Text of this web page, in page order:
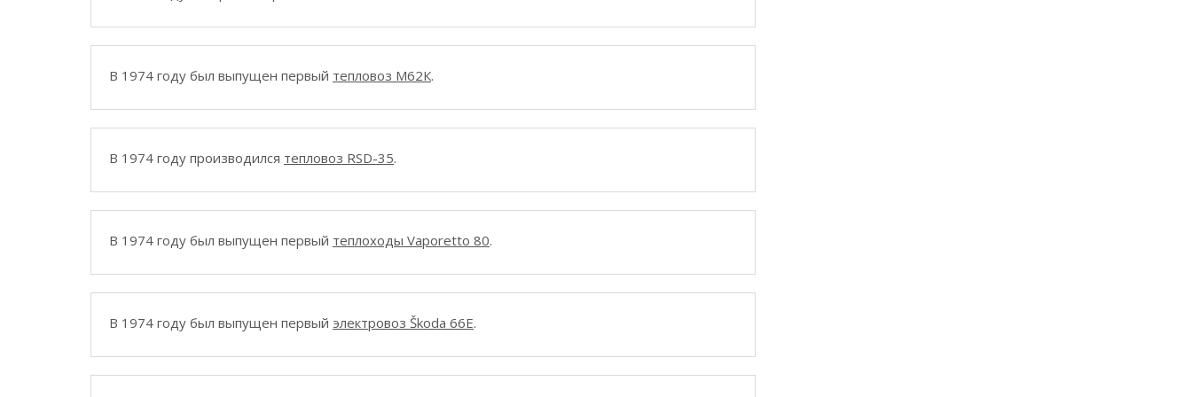
В 1974 году был выпущен первый тепловоз М62К.
В 1974 году производился тепловоз RSD-35.
В 1974 году был выпущен первый теплоходы Vaporetto 80.
В 1974 году был выпущен первый электровоз Škoda 66E.